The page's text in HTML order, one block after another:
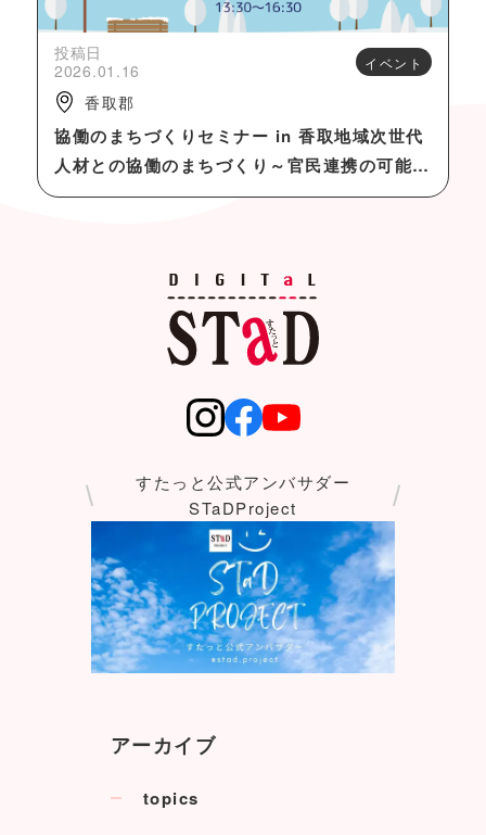
投稿日
2026.01.16
イベント
香取郡
協働のまちづくりセミナー in 香取地域次世代
人材との協働のまちづくり～官民連携の可能性
と魅力～
すたっと公式アンバサダー
STaDProject
アーカイブ
topics